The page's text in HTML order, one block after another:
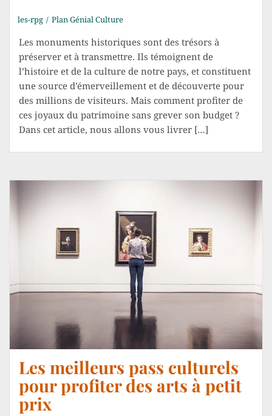
les-rpg Plan Génial Culture
Les monuments historiques sont des trésors à
préserver et à transmettre. Ils témoignent de
l’histoire et de la culture de notre pays, et constituent
une source d’émerveillement et de découverte pour
des millions de visiteurs. Mais comment profiter de
ces joyaux du patrimoine sans grever son budget ?
Dans cet article, nous allons vous livrer […]
Les meilleurs pass culturels
pour profiter des arts à petit
prix